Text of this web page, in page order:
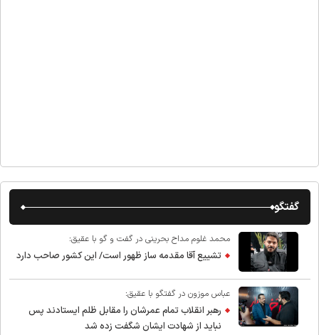
گفتگو
محمد غلوم مداح بحرینی در گفت و گو با عقیق:
تشییع آقا مقدمه ساز ظهور است/ این کشور صاحب دارد
عباس موزون در گفتگو با عقیق:
رهبر انقلاب تمام عمرشان را مقابل ظلم ایستادند پس
نباید از شهادت ایشان شگفت زده شد